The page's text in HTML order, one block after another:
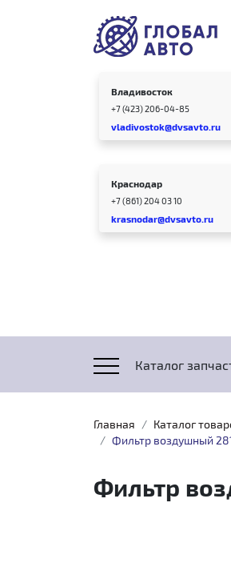
Владивосток
+7 (423) 206-04-85
vladivostok@dvsavto.ru
Краснодар
+7 (861) 204 03 10
krasnodar@dvsavto.ru
Каталог
Главная Каталог
Фильтр воздушный
Фильтр